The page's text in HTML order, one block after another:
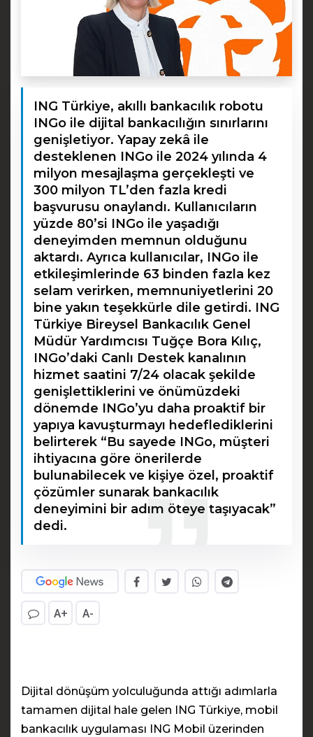
ING Türkiye, akıllı bankacılık robotu
INGo ile dijital bankacılığın sınırlarını
genişletiyor. Yapay zekâ ile
desteklenen INGo ile 2024 yılında 4
milyon mesajlaşma gerçekleşti ve
300 milyon TL’den fazla kredi
başvurusu onaylandı. Kullanıcıların
yüzde 80’si INGo ile yaşadığı
deneyimden memnun olduğunu
aktardı. Ayrıca kullanıcılar, INGo ile
etkileşimlerinde 63 binden fazla kez
selam verirken, memnuniyetlerini 20
bine yakın teşekkürle dile getirdi. ING
Türkiye Bireysel Bankacılık Genel
Müdür Yardımcısı Tuğçe Bora Kılıç,
INGo’daki Canlı Destek kanalının
hizmet saatini 7/24 olacak şekilde
genişlettiklerini ve önümüzdeki
dönemde INGo’yu daha proaktif bir
yapıya kavuşturmayı hedeflediklerini
belirterek “Bu sayede INGo, müşteri
ihtiyacına göre önerilerde
bulunabilecek ve kişiye özel, proaktif
çözümler sunarak bankacılık
deneyimini bir adım öteye taşıyacak”
dedi.
A+ A-
Dijital dönüşüm yolculuğunda attığı adımlarla
tamamen dijital hale gelen ING Türkiye, mobil
bankacılık uygulaması ING Mobil üzerinden